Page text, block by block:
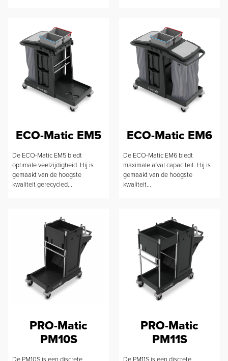
ECO-Matic EM5
De ECO-Matic EM5 biedt
optimale veelzijdigheid. Hij is
gemaakt van de hoogste
kwaliteit gerecycled...
ECO-Matic EM6
De ECO-Matic EM6 biedt
maximale afval capaciteit. Hij is
gemaakt van de hoogste
kwaliteit...
PRO-Matic
PM10S
PRO-Matic
PM11S